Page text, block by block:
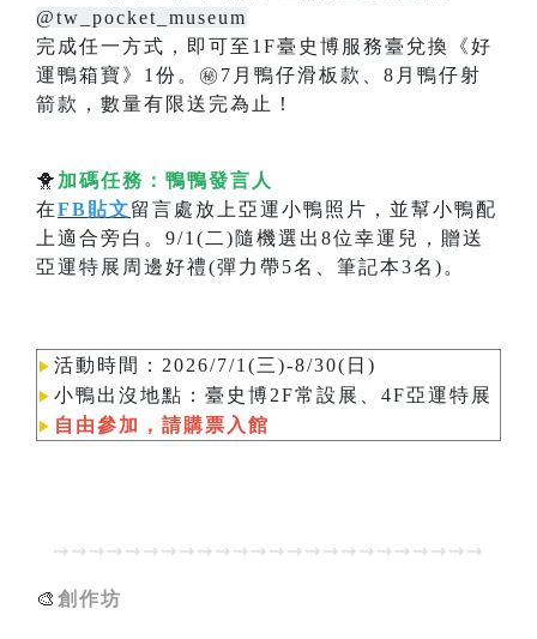
@tw_pocket_museum
完成任一方式，即可至1F臺史博服務臺兌換《好
運鴨箱寶》1份。 ㊙️ 7月鴨仔滑板款、8月鴨仔射
箭款，數量有限送完為止！
🐥 加碼任務：鴨鴨發言人
在FB貼文留言處放上亞運小鴨照片，並幫小鴨配
上適合旁白。9/1(二)隨機選出8位幸運兒，贈送
亞運特展周邊好禮(彈力帶5名、筆記本3名)。
▶︎ 活動時間：2026/7/1(三)-8/30(日)
▶︎ 小鴨出沒地點：臺史博2F常設展、4F亞運特展
▶︎ 自由參加，請購票入館
⇝⇝⇝⇝⇝⇝⇝⇝⇝⇝⇝⇝⇝⇝⇝⇝⇝⇝⇝⇝⇝⇝⇝⇝
🎨 創作坊